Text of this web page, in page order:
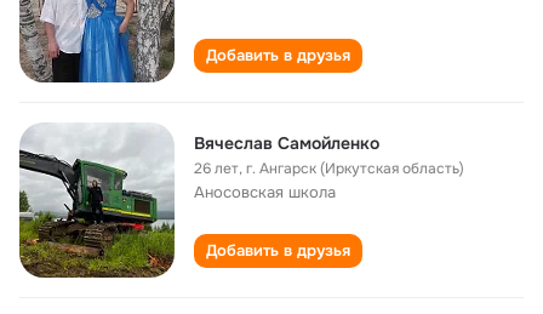
Добавить в друзья
Вячеслав Самойленко
26 лет,г. Ангарск (Иркутская область)
Аносовская школа
Добавить в друзья